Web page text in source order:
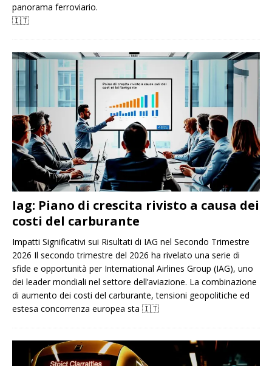
panorama ferroviario.
🇮🇹
Iag: Piano di crescita rivisto a causa dei
costi del carburante
Impatti Significativi sui Risultati di IAG nel Secondo Trimestre
2026 Il secondo trimestre del 2026 ha rivelato una serie di
sfide e opportunità per International Airlines Group (IAG), uno
dei leader mondiali nel settore dell’aviazione. La combinazione
di aumento dei costi del carburante, tensioni geopolitiche ed
estesa concorrenza europea sta 🇮🇹